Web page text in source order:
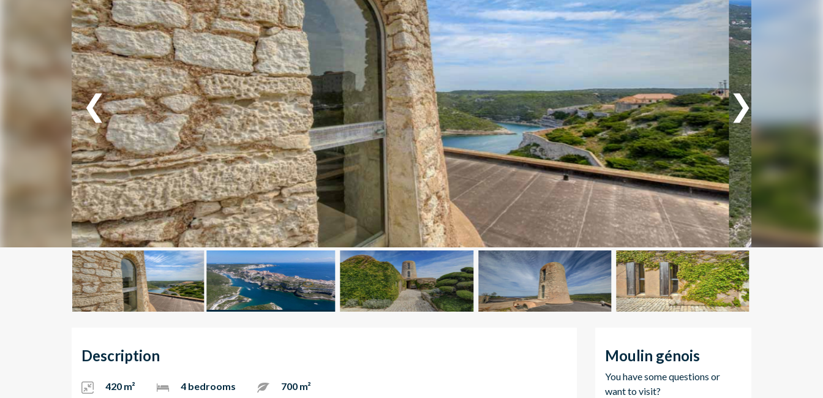
Description
420 m² 4 bedrooms 700 m²
Moulin génois
You have some questions or
want to visit?